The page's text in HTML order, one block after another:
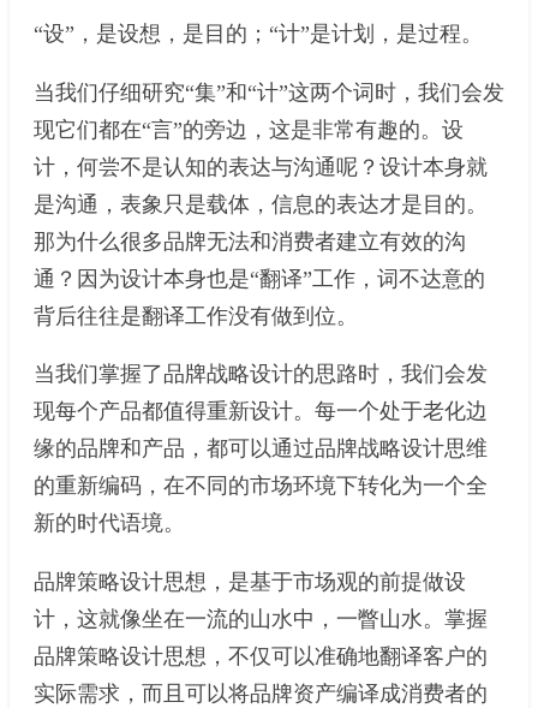
“设”，是设想，是目的；“计”是计划，是过程。
当我们仔细研究“集”和“计”这两个词时，我们会发
现它们都在“言”的旁边，这是非常有趣的。设
计，何尝不是认知的表达与沟通呢？设计本身就
是沟通，表象只是载体，信息的表达才是目的。
那为什么很多品牌无法和消费者建立有效的沟
通？因为设计本身也是“翻译”工作，词不达意的
背后往往是翻译工作没有做到位。
当我们掌握了品牌战略设计的思路时，我们会发
现每个产品都值得重新设计。每一个处于老化边
缘的品牌和产品，都可以通过品牌战略设计思维
的重新编码，在不同的市场环境下转化为一个全
新的时代语境。
品牌策略设计思想，是基于市场观的前提做设
计，这就像坐在一流的山水中，一瞥山水。掌握
品牌策略设计思想，不仅可以准确地翻译客户的
实际需求，而且可以将品牌资产编译成消费者的